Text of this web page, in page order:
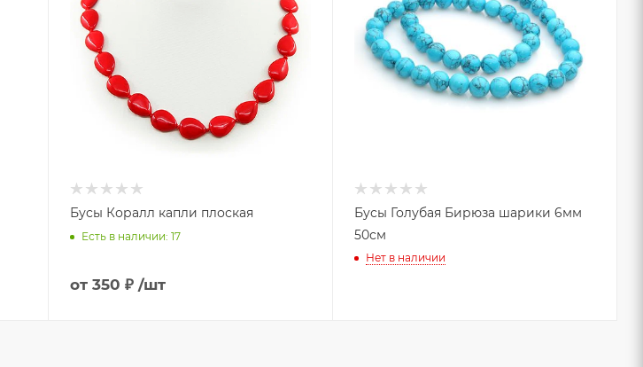
Бусы Коралл капли плоская
Есть в наличии: 17
от 350 ₽ /шт
Бусы Голубая Бирюза шарики 6мм
50см
Нет в наличии